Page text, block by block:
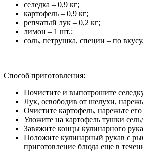
селедка – 0,9 кг;
картофель – 0,9 кг;
репчатый лук – 0,2 кг;
лимон – 1 шт.;
соль, петрушка, специи – по вкусу.
Способ приготовления:
Почистите и выпотрошите
Лук, освободив от шелухи,
Очистите картофель, нарежьте
Уложите на картофель тушки
Завяжите концы кулинарного
Положите кулинарный рукав с
приготовление блюда еще в